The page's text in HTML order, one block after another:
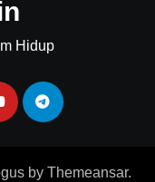
Hidup
by Themeansar.